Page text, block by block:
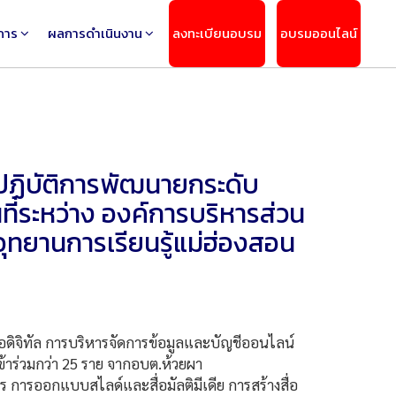
ร ผลการดำเนินงาน ลงทะเบียนอบรม อบรมออนไลน์
ฏิบัติการพัฒนายกระดับ
ะหว่าง องค์การบริหารส่วน
ยานการเรียนรู้แม่ฮ่องสอน
ดิจิทัล การบริหารจัดการข้อมูลและบัญชีออนไลน์
ร่วมกว่า 25 ราย จากอบต.ห้วยผา
การออกแบบสไลด์และสื่อมัลติมีเดีย การสร้างสื่อ